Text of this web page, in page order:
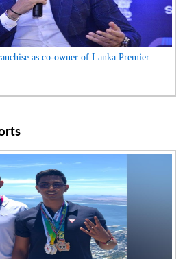
as co-owner of Lanka Premier